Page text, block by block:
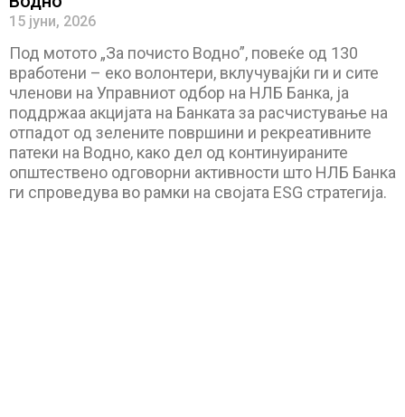
15 јуни, 2026
Под мотото „За почисто Водно”, повеќе од 130
вработени – еко волонтери, вклучувајќи ги и сите
членови на Управниот одбор на НЛБ Банка, ја
поддржаа акцијата на Банката за расчистување на
отпадот од зелените површини и рекреативните
патеки на Водно, како дел од континуираните
општествено одговорни активности што НЛБ Банка
ги спроведува во рамки на својата ESG стратегија.